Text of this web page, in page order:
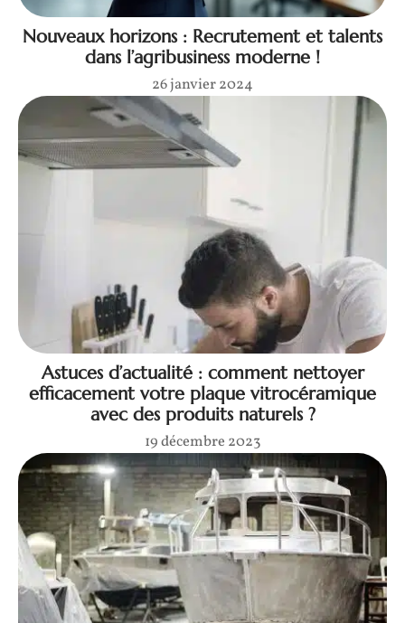
Nouveaux horizons : Recrutement et talents
dans l’agribusiness moderne !
26 janvier 2024
Astuces d’actualité : comment nettoyer
efficacement votre plaque vitrocéramique
avec des produits naturels ?
19 décembre 2023